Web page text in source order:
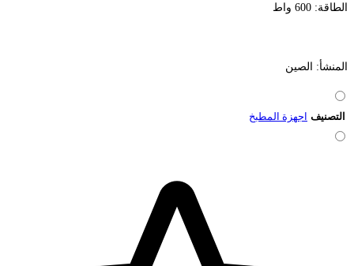
الطاقة: 600 واط
المنشأ: الصين
التصنيف اجهزة المطبخ